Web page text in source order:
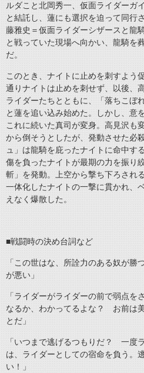
ルダこと北岡秀一、仮面ライダーガ
と結託し、蓮にも選択を迫って同行
藤雅史＝仮面ライダーシザースと龍
と戦っていた現場へ向かい、龍騎を
だ。
このとき、ナイトに止めを刺すよう
通りナイトは止めを刺せず、以後、
ライダーたちとともに、「落ちこぼ
と蓮を追い込み始めた。しかし、意
これに続いた真司が変身。高見沢も
から倒そうとしたが、発動させた必
ュ」は龍騎を庇ったナイトに命中す
傷を負ったナイトが最期の力を振り
斬」を発動。上空から撃ち下ろされ
一体化したナイトの一撃に貫かれ、
えなく爆散した。
■戦闘時の決め台詞など
「この世はな、所詮力のある奴が勝
が悪い」
「ライダーがライダーの前で弱点を
なるか、わかってるよな？ お前は
とだ」
「いつまで逃げるつもりだ？ 一度
は、ライダーとしての宿命を負う。
い！」